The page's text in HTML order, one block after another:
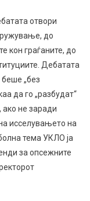
отвори
до
кон граѓаните, до
Дебатата
„без
да го „разбудат“
ако не заради
исселувањето на
тема УКЛО ја
за опсежните